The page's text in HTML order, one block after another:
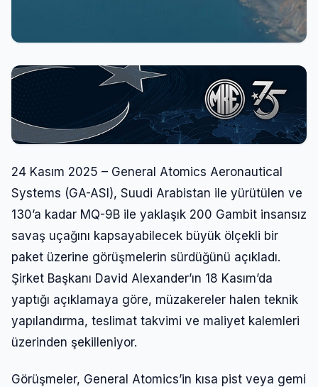
24 Kasım 2025 – General Atomics Aeronautical
Systems (GA-ASI), Suudi Arabistan ile yürütülen ve
130’a kadar MQ-9B ile yaklaşık 200 Gambit insansız
savaş uçağını kapsayabilecek büyük ölçekli bir
paket üzerine görüşmelerin sürdüğünü açıkladı.
Şirket Başkanı David Alexander’ın 18 Kasım’da
yaptığı açıklamaya göre, müzakereler halen teknik
yapılandırma, teslimat takvimi ve maliyet kalemleri
üzerinden şekilleniyor.
Görüşmeler, General Atomics’in kısa pist veya gemi